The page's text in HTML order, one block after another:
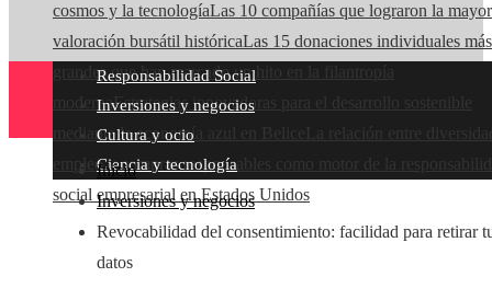
cosmos y la tecnologíaLas 10 compañías que lograron la mayor
valoración bursátil históricaLas 15 donaciones individuales más
grandes que han marcado un hito en la filantropía
modernaEstrategias innovadoras para el desarrollo sostenible
mediante la economía azul en Belice
empleo y compras responsables como motor de la
social empresarial en Estados Unidos
Responsabilidad Social
Inversiones y negocios
Cultura y ocio
Ciencia y tecnología
Inicio
Inversiones y negocios
Revocabilidad del consentimiento: facilidad para retirar
datos